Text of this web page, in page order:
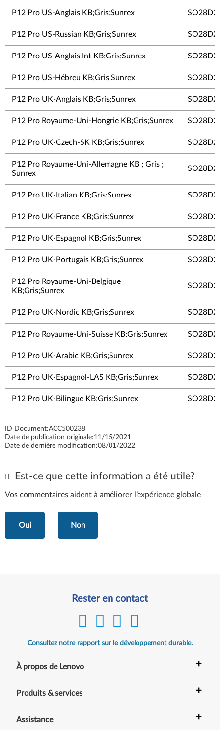
P12 Pro US-Anglais KB;Gris;Sunrex
P12 Pro US-Russian KB;Gris;Sunrex
P12 Pro US-Anglais Int KB;Gris;Sunrex
P12 Pro US-Hébreu KB;Gris;Sunrex
P12 Pro UK-Anglais KB;Gris;Sunrex
P12 Pro Royaume-Uni-Hongrie KB;Gris;Sunrex
P12 Pro UK-Czech-SK KB;Gris;Sunrex
P12 Pro Royaume-Uni-Allemagne KB ; Gris ;
Sunrex
P12 Pro UK-Italian KB;Gris;Sunrex
P12 Pro UK-France KB;Gris;Sunrex
P12 Pro UK-Espagnol KB;Gris;Sunrex
P12 Pro UK-Portugais KB;Gris;Sunrex
P12 Pro Royaume-Uni-Belgique
KB;Gris;Sunrex
P12 Pro UK-Nordic KB;Gris;Sunrex
P12 Pro Royaume-Uni-Suisse KB;Gris;Sunrex
P12 Pro UK-Arabic KB;Gris;Sunrex
P12 Pro UK-Espagnol-LAS KB;Gris;Sunrex
P12 Pro UK-Bilingue KB;Gris;Sunrex
ID Document:ACC500238
Date de publication originale:11/15/2021
Date de dernière modification:08/01/2022
Est-ce que cette information a été utile?
Vos commentaires aident à améliorer l’expérience globale
Oui Non
Rester en contact
Consultez notre rapport sur le développement durable.
À propos de Lenovo +
Produits & services +
Assistance +